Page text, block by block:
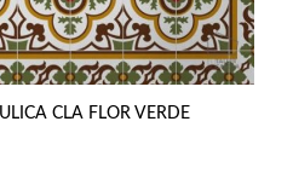
CLA FLOR VERDE